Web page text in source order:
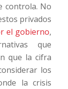
controla. No
privados
el gobierno,
que
que la cifra
los
la crisis